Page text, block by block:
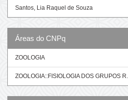
Santos, Lia Raquel de Souza
Áreas do CNPq
ZOOLOGIA
ZOOLOGIA::FISIOLOGIA DOS GRUPOS R...